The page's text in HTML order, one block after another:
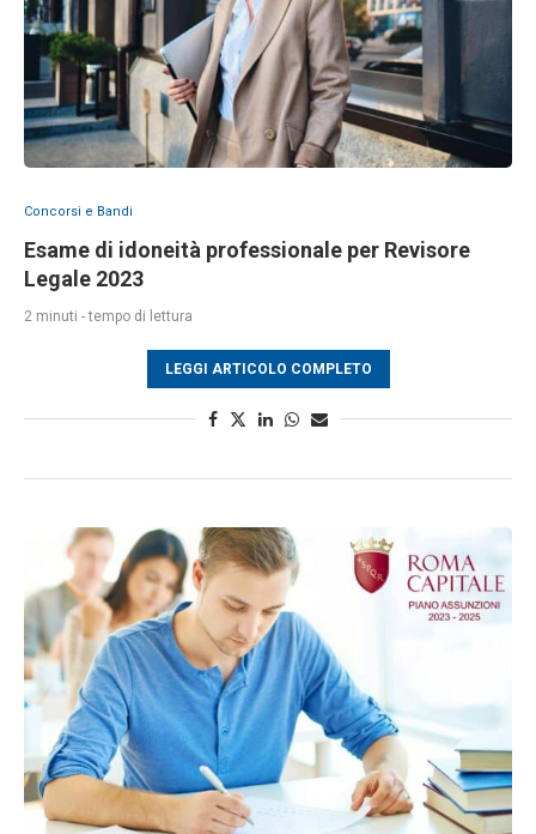
Concorsi e Bandi
Esame di idoneità professionale per Revisore
Legale 2023
2 minuti - tempo di lettura
LEGGI ARTICOLO COMPLETO